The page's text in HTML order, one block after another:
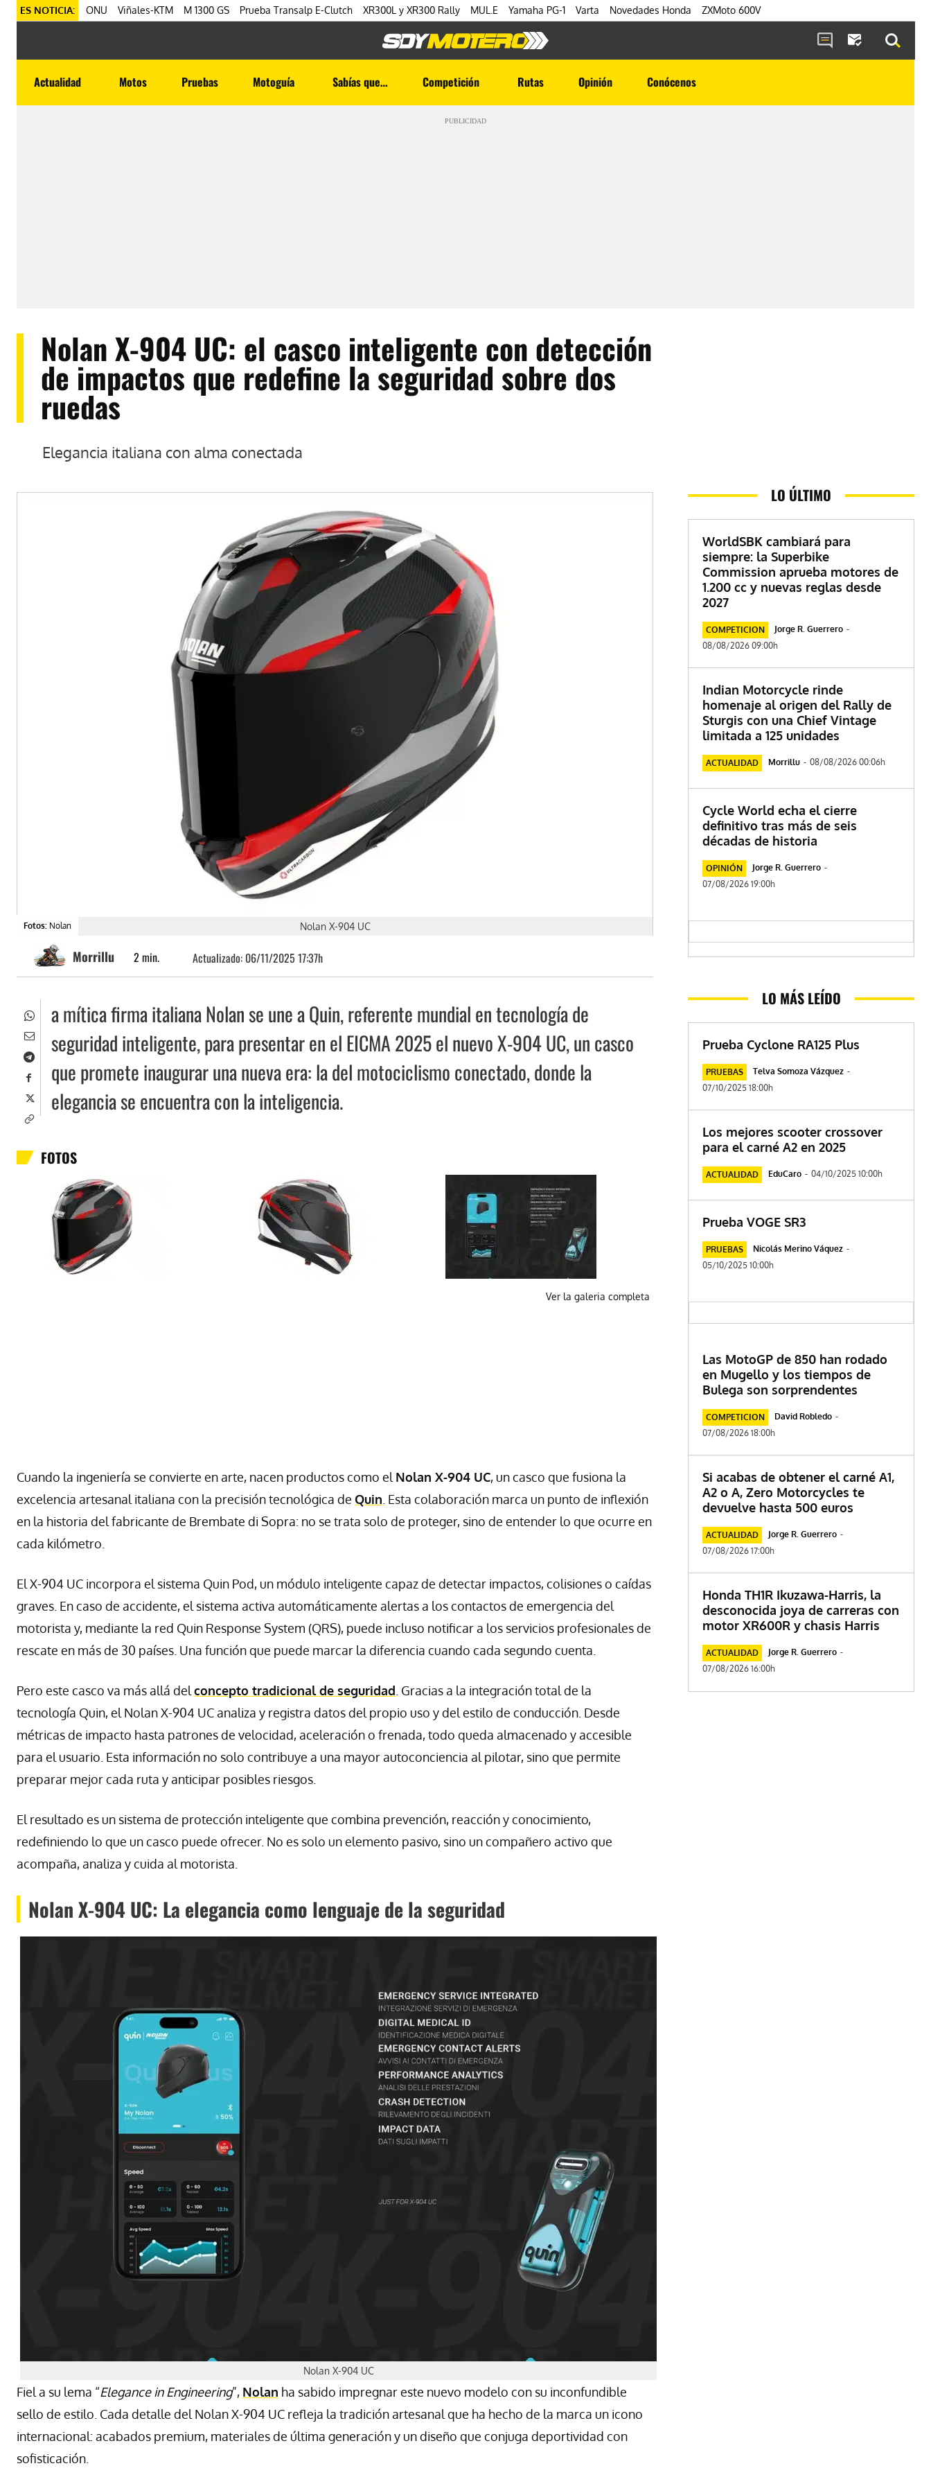
ES NOTICIA: ONU Viñales-KTM M 1300 GS Prueba Transalp E-Clutch XR300L y XR300 Rally MUL.E Yamaha PG-1 Varta Novedades Honda ZXMoto 600V
Actualidad Motos Pruebas Motoguía Sabías que… Competición Rutas Opinión Conócenos
PUBLICIDAD
Nolan X-904 UC: el casco inteligente con detección
de impactos que redefine la seguridad sobre dos
ruedas
Elegancia italiana con alma conectada
Nolan X-904 UC
Fotos: Nolan
Morrillu 2 min. Actualizado: 06/11/2025 17:37h
a mítica firma italiana Nolan se une a Quin, referente mundial en tecnología de
seguridad inteligente, para presentar en el EICMA 2025 el nuevo X-904 UC, un casco
que promete inaugurar una nueva era: la del motociclismo conectado, donde la
elegancia se encuentra con la inteligencia.
FOTOS
Ver la galeria completa
Cuando la ingeniería se convierte en arte, nacen productos como el Nolan X-904 UC, un casco que fusiona la
excelencia artesanal italiana con la precisión tecnológica de Quin . Esta colaboración marca un punto de inflexión
en la historia del fabricante de Brembate di Sopra: no se trata solo de proteger, sino de entender lo que ocurre en
cada kilómetro.
El X-904 UC incorpora el sistema Quin Pod, un módulo inteligente capaz de detectar impactos, colisiones o caídas
graves. En caso de accidente, el sistema activa automáticamente alertas a los contactos de emergencia del
motorista y, mediante la red Quin Response System (QRS), puede incluso notificar a los servicios profesionales de
rescate en más de 30 países. Una función que puede marcar la diferencia cuando cada segundo cuenta.
Pero este casco va más allá del concepto tradicional de seguridad . Gracias a la integración total de la
tecnología Quin, el Nolan X-904 UC analiza y registra datos del propio uso y del estilo de conducción. Desde
métricas de impacto hasta patrones de velocidad, aceleración o frenada, todo queda almacenado y accesible
para el usuario. Esta información no solo contribuye a una mayor autoconciencia al pilotar, sino que permite
preparar mejor cada ruta y anticipar posibles riesgos.
El resultado es un sistema de protección inteligente que combina prevención, reacción y conocimiento,
redefiniendo lo que un casco puede ofrecer. No es solo un elemento pasivo, sino un compañero activo que
acompaña, analiza y cuida al motorista.
Nolan X-904 UC: La elegancia como lenguaje de la seguridad
Nolan X-904 UC
Fiel a su lema “Elegance in Engineering”, Nolan ha sabido impregnar este nuevo modelo con su inconfundible
sello de estilo. Cada detalle del Nolan X-904 UC refleja la tradición artesanal que ha hecho de la marca un icono
internacional: acabados premium, materiales de última generación y un diseño que conjuga deportividad con
sofisticación.
LO ÚLTIMO
WorldSBK cambiará para
siempre: la Superbike
Commission aprueba motores de
1.200 cc y nuevas reglas desde
2027
COMPETICION Jorge R. Guerrero -
08/08/2026 09:00h
Indian Motorcycle rinde
homenaje al origen del Rally de
Sturgis con una Chief Vintage
limitada a 125 unidades
ACTUALIDAD Morrillu - 08/08/2026 00:06h
Cycle World echa el cierre
definitivo tras más de seis
décadas de historia
OPINIÓN Jorge R. Guerrero -
07/08/2026 19:00h
LO MÁS LEÍDO
Prueba Cyclone RA125 Plus
PRUEBAS Telva Somoza Vázquez -
07/10/2025 18:00h
Los mejores scooter crossover
para el carné A2 en 2025
ACTUALIDAD EduCaro - 04/10/2025 10:00h
Prueba VOGE SR3
PRUEBAS Nicolás Merino Váquez -
05/10/2025 10:00h
Las MotoGP de 850 han rodado
en Mugello y los tiempos de
Bulega son sorprendentes
COMPETICION David Robledo -
07/08/2026 18:00h
Si acabas de obtener el carné A1,
A2 o A, Zero Motorcycles te
devuelve hasta 500 euros
ACTUALIDAD Jorge R. Guerrero -
07/08/2026 17:00h
Honda TH1R Ikuzawa-Harris, la
desconocida joya de carreras con
motor XR600R y chasis Harris
ACTUALIDAD Jorge R. Guerrero -
07/08/2026 16:00h